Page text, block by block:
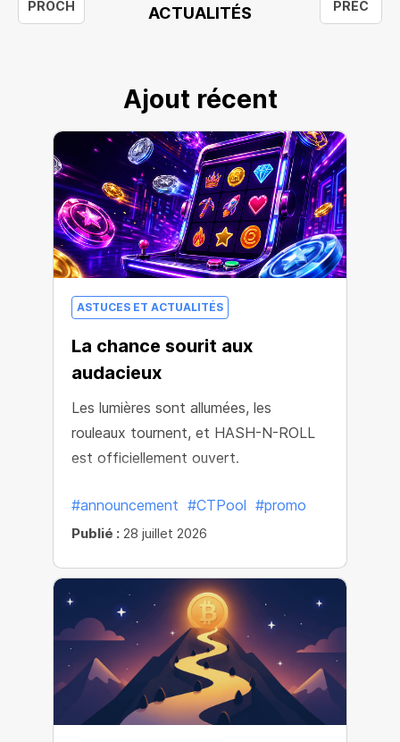
PROCH
ACTUALITÉS
PRÉC
Ajout récent
ASTUCES ET ACTUALITÉS
La chance sourit aux
audacieux
Les lumières sont allumées, les
rouleaux tournent, et HASH-N-ROLL
est officiellement ouvert.
#announcement #CTPool #promo
Publié : 28 juillet 2026